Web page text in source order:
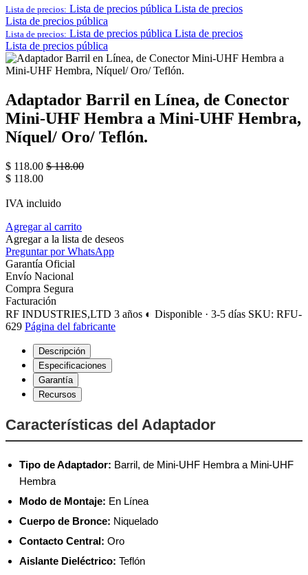
Lista de precios: Lista de precios pública Lista de precios
Lista de precios pública
Lista de precios: Lista de precios pública Lista de precios
Lista de precios pública
Adaptador Barril en Línea, de Conector
Mini-UHF Hembra a Mini-UHF Hembra,
Níquel/ Oro/ Teflón.
$ 118.00 $118.00
$ 118.00
IVA incluido
Agregar al carrito
Agregar a la lista de deseos
Preguntar por WhatsApp
Garantía Oficial
Envío Nacional
Compra Segura
Facturación
RF INDUSTRIES,LTD 3 años ◐ Disponible · 3-5 días SKU: RFU-
629 Página del fabricante
Descripción
Especificaciones
Garantía
Recursos
Características del Adaptador
Tipo de Adaptador: Barril, de Mini-UHF Hembra a Mini-UHF
Hembra
Modo de Montaje: En Línea
Cuerpo de Bronce: Niquelado
Contacto Central: Oro
Aislante Dieléctrico: Teflón